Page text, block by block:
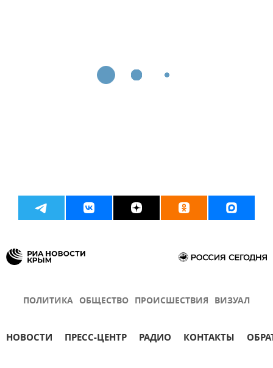
ПОЛИТИКА ОБЩЕСТВО ПРОИСШЕСТВИЯ ВИЗУАЛ
НОВОСТИ ПРЕСС-ЦЕНТР РАДИО КОНТАКТЫ